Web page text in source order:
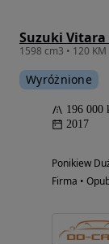
Suzuki Vitara
Wyróżnione
196 000
2017
Ponikiew
Firma •